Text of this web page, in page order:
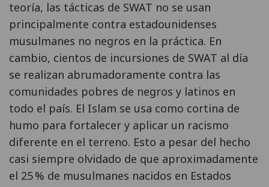
teoría, las tácticas de SWAT no se usan
principalmente contra estadounidenses
musulmanes no negros en la práctica. En
cambio, cientos de incursiones de SWAT al día
se realizan abrumadoramente contra las
comunidades pobres de negros y latinos en
todo el país. El Islam se usa como cortina de
humo para fortalecer y aplicar un racismo
diferente en el terreno. Esto a pesar del hecho
casi siempre olvidado de que aproximadamente
el 25 % de musulmanes nacidos en Estados